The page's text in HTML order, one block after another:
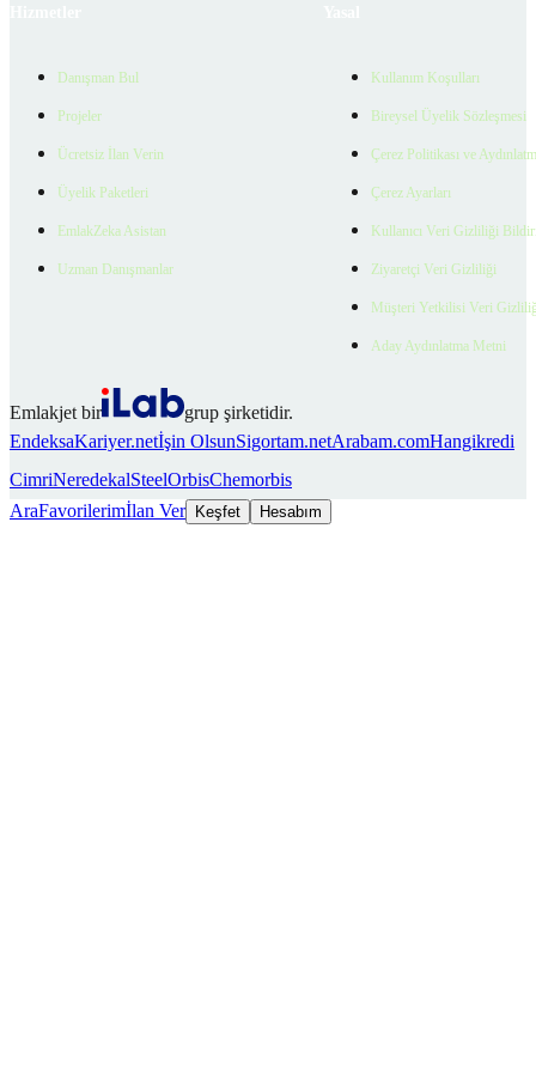
Danışman Bul
Projeler
Ücretsiz İlan Verin
Üyelik Paketleri
EmlakZeka Asistan
Uzman Danışmanlar
Kullanım Koşulları
Bireysel Üyelik Sözleşmesi
Çerez Politikası ve
Çerez Ayarları
Kullanıcı Veri Gizliliği
Ziyaretçi Veri Gizliliği
Müşteri Yetkilisi Veri
Aday Aydınlatma Metni
Emlakjet bir
grup şirketidir.
EndeksaKariyer.netİşin OlsunSigortam.netArabam.comHangikredi
CimriNeredekalSteelOrbisChemorbis
AraFavorilerimİlan Ver Keşfet Hesabım